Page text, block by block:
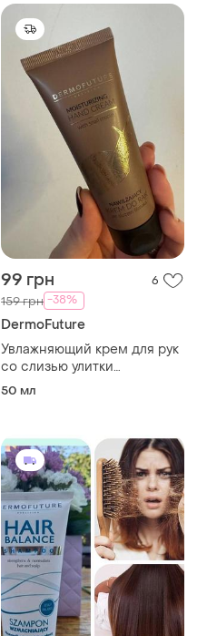
99 грн 6
159 грн -38%
DermoFuture
Увлажняющий крем для рук
со слизью улитки
dermofuture польща livesta
50 мл